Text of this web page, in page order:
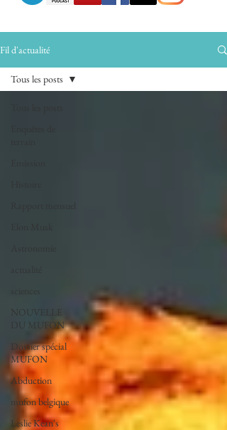
Fil d'actualité
NOUVELLE
DU MUFON
Dossier spécial
MUFON
Abduction
mufon belgique
Leslie Kean's
Tous les posts